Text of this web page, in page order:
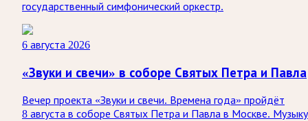
государственный симфонический оркестр.
6 августа 2026
«Звуки и свечи» в соборе Святых Петра и Павла
Вечер проекта «Звуки и свечи. Времена года» пройдёт
8 августа в соборе Святых Петра и Павла в Москве. Музыку